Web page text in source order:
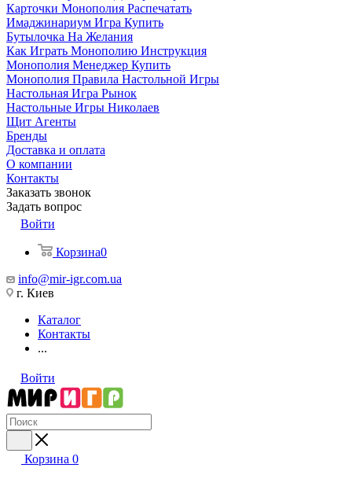
Карточки Монополия Распечатать
Имаджинариум Игра Купить
Бутылочка На Желания
Как Играть Монополию Инструкция
Монополия Менеджер Купить
Монополия Правила Настольной Игры
Настольная Игра Рынок
Настольные Игры Николаев
Щит Агенты
Бренды
Доставка и оплата
О компании
Контакты
Заказать звонок
Задать вопрос
Войти
Корзина0
info@mir-igr.com.ua
г. Киев
Каталог
Контакты
...
Войти
Корзина 0